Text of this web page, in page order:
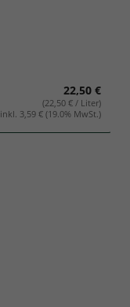
22,50 €
(22,50 € / Liter)
inkl. 3,59 € (19.0% MwSt.)